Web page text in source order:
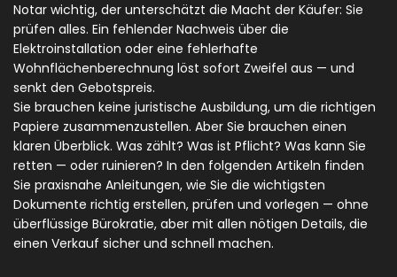
Notar wichtig, der unterschätzt die Macht der Käufer: Sie
prüfen alles. Ein fehlender Nachweis über die
Elektroinstallation oder eine fehlerhafte
Wohnflächenberechnung löst sofort Zweifel aus — und
senkt den Gebotspreis.
Sie brauchen keine juristische Ausbildung, um die richtigen
Papiere zusammenzustellen. Aber Sie brauchen einen
klaren Überblick. Was zählt? Was ist Pflicht? Was kann Sie
retten — oder ruinieren? In den folgenden Artikeln finden
Sie praxisnahe Anleitungen, wie Sie die wichtigsten
Dokumente richtig erstellen, prüfen und vorlegen — ohne
überflüssige Bürokratie, aber mit allen nötigen Details, die
einen Verkauf sicher und schnell machen.